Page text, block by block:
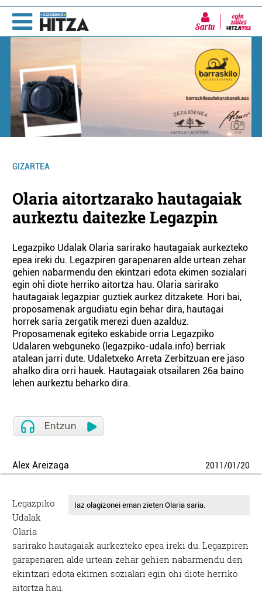
Sartu
GIZARTEA
Olaria aitortzarako hautagaiak
aurkeztu daitezke Legazpin
Legazpiko Udalak Olaria sarirako hautagaiak aurkezteko
epea ireki du. Legazpiren garapenaren alde urtean zehar
gehien nabarmendu den ekintzari edota ekimen sozialari
egin ohi diote herriko aitortza hau. Olaria sarirako
hautagaiak legazpiar guztiek aurkez ditzakete. Hori bai,
proposamenak argudiatu egin behar dira, hautagai
horrek saria zergatik merezi duen azalduz.
Proposamenak egiteko eskabide orria Legazpiko
Udalaren webguneko (legazpiko-udala.info) berriak
atalean jarri dute. Udaletxeko Arreta Zerbitzuan ere jaso
ahalko dira orri hauek. Hautagaiak otsailaren 26a baino
lehen aurkeztu beharko dira.
Alex Areizaga 2011/01/20
Iaz olagizonei eman zieten Olaria saria.
Legazpiko
Udalak
Olaria
sarirako hautagaiak aurkezteko epea ireki du. Legazpiren
garapenaren alde urtean zehar gehien nabarmendu den
ekintzari edota ekimen sozialari egin ohi diote herriko
aitortza hau.